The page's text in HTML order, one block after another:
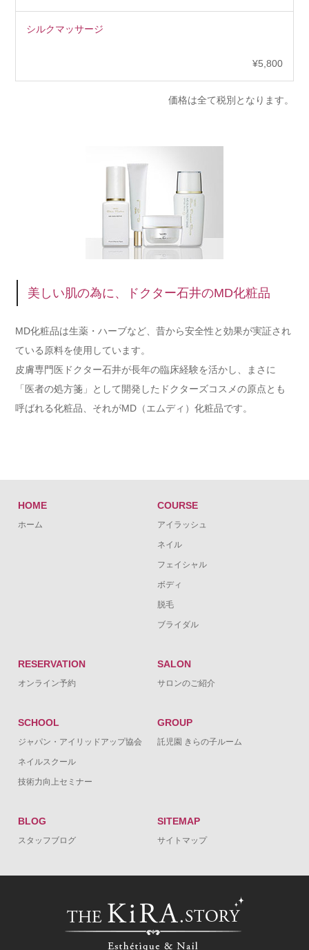
シルクマッサージ
¥5,800
価格は全て税別となります。
美しい肌の為に、ドクター石井のMD化粧品
MD化粧品は生薬・ハーブなど、昔から安全性と効果が実証され
ている原料を使用しています。
皮膚専門医ドクター石井が長年の臨床経験を活かし、まさに
「医者の処方箋」として開発したドクターズコスメの原点とも
呼ばれる化粧品、それがMD（エムディ）化粧品です。
HOME
ホーム
COURSE
アイラッシュ
ネイル
フェイシャル
ボディ
脱毛
ブライダル
RESERVATION
オンライン予約
SALON
サロンのご紹介
SCHOOL
ジャパン・アイリッドアップ協会
ネイルスクール
技術力向上セミナー
GROUP
託児園 きらの子ルーム
BLOG
スタッフブログ
SITEMAP
サイトマップ